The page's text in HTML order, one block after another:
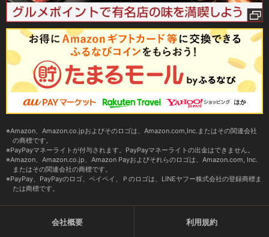
Amazon、Amazon.co.jpおよびそのロゴは、Amazon.com,Inc.またはその関連会社
の商標です。
PayPayマネーライトが付与されます。PayPayマネーライトの出金はできません。
Amazon、Amazon.co.jp、Amazon Payおよびそれらのロゴは、Amazon.com, Inc.
またはその関連会社の商標です。
PayPay、PayPayのロゴ、ペイペイ、Ｐのロゴは、LINEヤフー株式会社の登録商標ま
たは商標です。
会社概要 利用規約